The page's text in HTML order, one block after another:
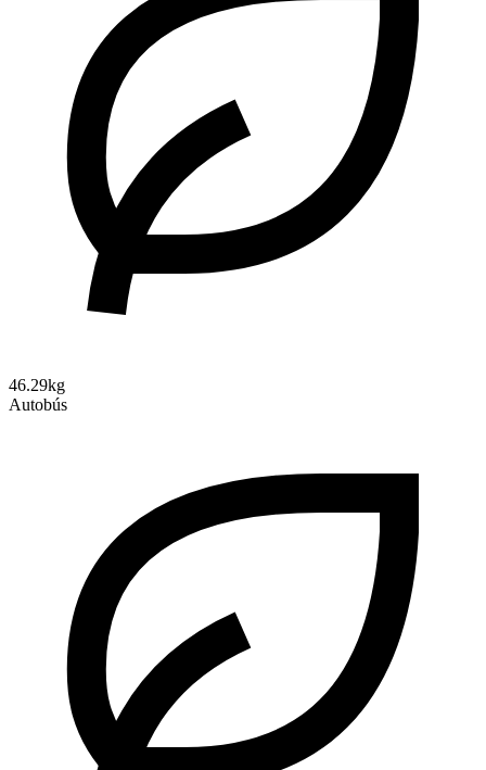
46.29kg
Autobús